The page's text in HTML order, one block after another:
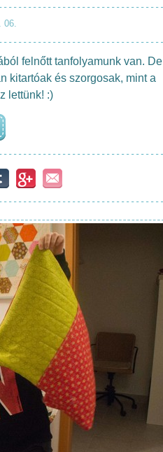
06.
felnőtt tanfolyamunk van. De
kitartóak és szorgosak, mint a
lettünk! :)